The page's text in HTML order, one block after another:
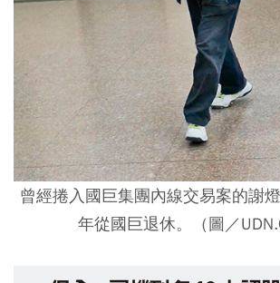
曾經捲入國巨集團內線交易案的謝
年從國巨退休。（圖／